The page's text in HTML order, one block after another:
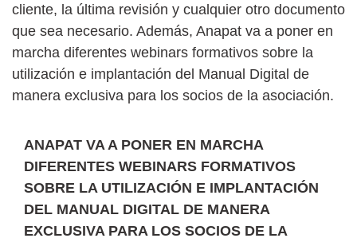
cliente, la última revisión y cualquier otro documento
que sea necesario. Además, Anapat va a poner en
marcha diferentes webinars formativos sobre la
utilización e implantación del Manual Digital de
manera exclusiva para los socios de la asociación.
ANAPAT VA A PONER EN MARCHA
DIFERENTES WEBINARS FORMATIVOS
SOBRE LA UTILIZACIÓN E IMPLANTACIÓN
DEL MANUAL DIGITAL DE MANERA
EXCLUSIVA PARA LOS SOCIOS DE LA